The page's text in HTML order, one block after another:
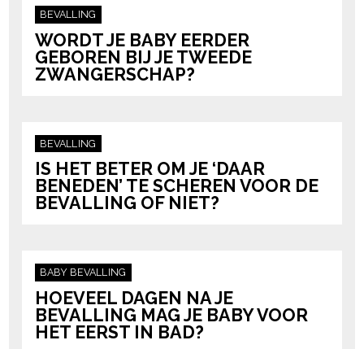
BEVALLING
WORDT JE BABY EERDER
GEBOREN BIJ JE TWEEDE
ZWANGERSCHAP?
BEVALLING
IS HET BETER OM JE ‘DAAR
BENEDEN’ TE SCHEREN VOOR DE
BEVALLING OF NIET?
BABY BEVALLING
HOEVEEL DAGEN NA JE
BEVALLING MAG JE BABY VOOR
HET EERST IN BAD?